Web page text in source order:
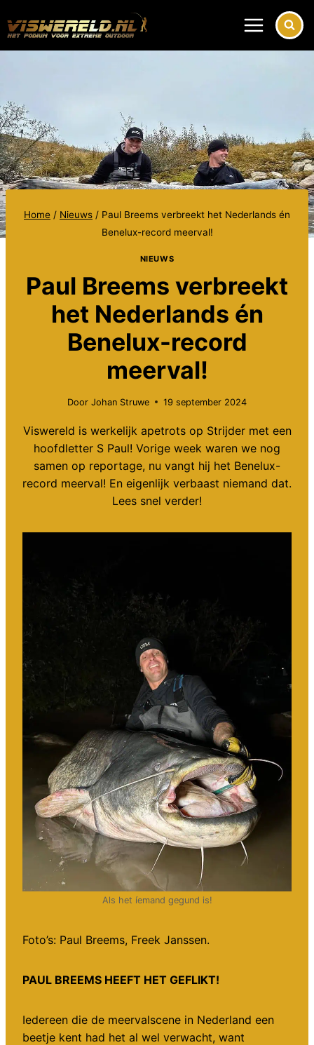
naar
Home / Nieuws / Paul Breems verbreekt het Nederlands én
Benelux-record meerval!
NIEUWS
Paul Breems verbreekt
het Nederlands én
Benelux-record
meerval!
Door Johan Struwe 19 september 2024
Viswereld is werkelijk apetrots op Strijder met een
hoofdletter S Paul! Vorige week waren we nog
samen op reportage, nu vangt hij het Benelux-
record meerval! En eigenlijk verbaast niemand dat.
Lees snel verder!
Als het íemand gegund is!
Foto’s: Paul Breems, Freek Janssen.
PAUL BREEMS HEEFT HET GEFLIKT!
Iedereen die de meervalscene in Nederland een
beetje kent had het al wel verwacht, want